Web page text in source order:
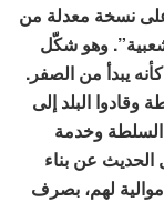
نسخة معدلة من
وهو شكّل
يبدأ من الصفر.
البلد إلى
وخدمة
الحديث عن بناء
لهم، بصرف